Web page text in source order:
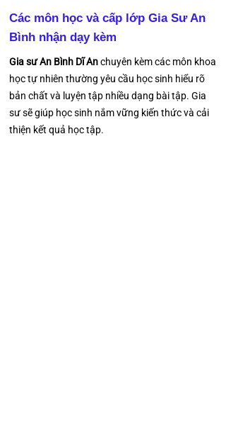
Các môn học và cấp lớp Gia Sư An
Bình nhận dạy kèm
Gia sư An Bình Dĩ Anchuyên kèm các môn khoa
học tự nhiên thường yêu cầu học sinh hiểu rõ
bản chất và luyện tập nhiều dạng bài tập. Gia
sư sẽ giúp học sinh nắm vững kiến thức và cải
thiện kết quả học tập.